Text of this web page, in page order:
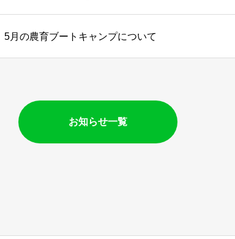
5月の農育ブートキャンプについて
お知らせ一覧